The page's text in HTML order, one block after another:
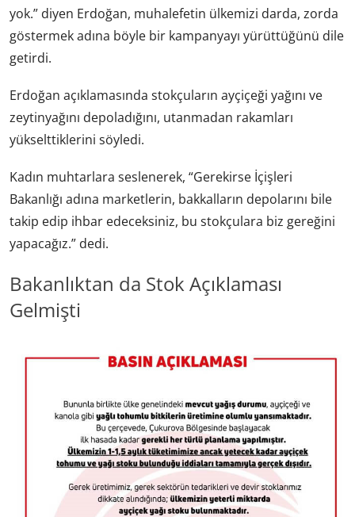
yok.” diyen Erdoğan, muhalefetin ülkemizi darda, zorda
göstermek adına böyle bir kampanyayı yürüttüğünü dile
getirdi.
Erdoğan açıklamasında stokçuların ayçiçeği yağını ve
zeytinyağını depoladığını, utanmadan rakamları
yükselttiklerini söyledi.
Kadın muhtarlara seslenerek, “Gerekirse İçişleri
Bakanlığı adına marketlerin, bakkalların depolarını bile
takip edip ihbar edeceksiniz, bu stokçulara biz gereğini
yapacağız.” dedi.
Bakanlıktan da Stok Açıklaması
Gelmişti